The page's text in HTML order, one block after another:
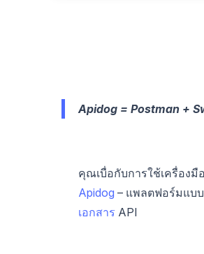
Apidog = Postman +
คุณเบื่อกับการใช้เครื่อง
Apidog – แพลตฟอร์มแบ
เอกสาร API